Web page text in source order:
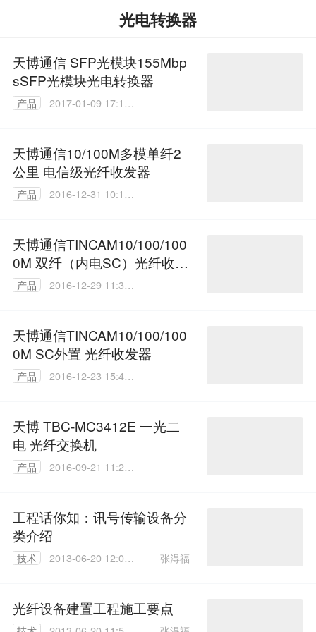
光电转换器
天博通信 SFP光模块155Mbp
sSFP光模块光电转换器
产品
2017-01-09 17:18:
天博通信10/100M多模单纤2
公里 电信级光纤收发器
产品
2016-12-31 10:14:
天博通信TINCAM10/100/100
0M 双纤（内电SC）光纤收发
器
产品
2016-12-29 11:32:
天博通信TINCAM10/100/100
0M SC外置 光纤收发器
产品
2016-12-23 15:49:
天博 TBC-MC3412E 一光二
电 光纤交换机
产品
2016-09-21 11:28:
工程话你知：讯号传输设备分
类介绍
技术
2013-06-20 12:01:
张淂福
光纤设备建置工程施工要点